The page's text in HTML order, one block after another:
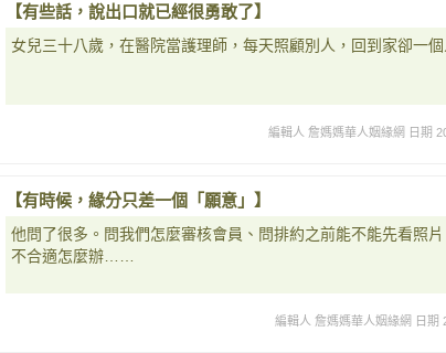
【有些話，說出口就已經很勇敢了】
女兒三十八歲，在醫院當護理師，每天照顧別人，回到家卻一個
編輯人 詹媽媽華人姻緣網 日期
【有時候，緣分只差一個「願意」】
他問了很多。問我們怎麼審核會員、問排約之前能不能先看照
不合適怎麼辦……
編輯人 詹媽媽華人姻緣網 日期